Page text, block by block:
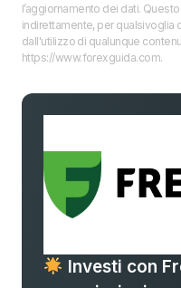
l’aggiornamento dei dati.
indirettamente, per qualsivoglia
dall'utilizzo di qualunque
https://www.forexguida.com.
Investi con